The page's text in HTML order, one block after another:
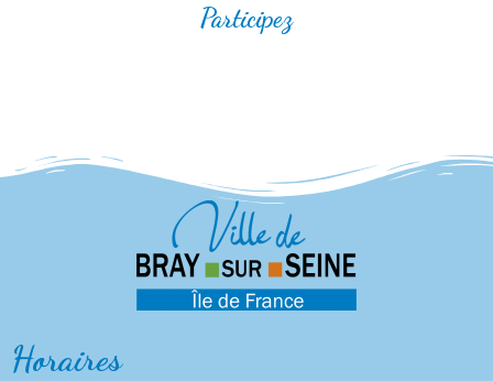
Participez
Horaires